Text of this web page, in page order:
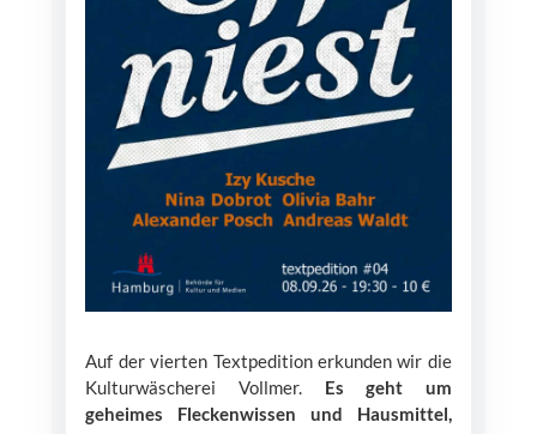
Auf der vierten Textpedition erkunden wir die
Kulturwäscherei Vollmer. Es geht um
geheimes Fleckenwissen und Hausmittel,